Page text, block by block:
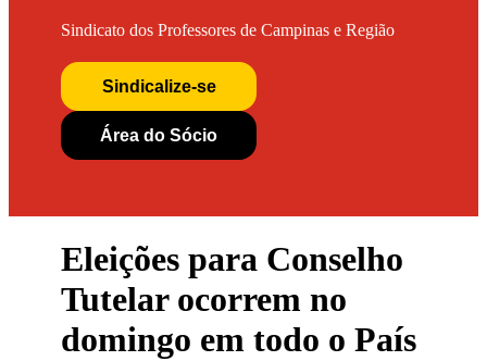
Sindicato dos Professores de Campinas e Região
Sindicalize-se
Área do Sócio
Eleições para Conselho
Tutelar ocorrem no
domingo em todo o País